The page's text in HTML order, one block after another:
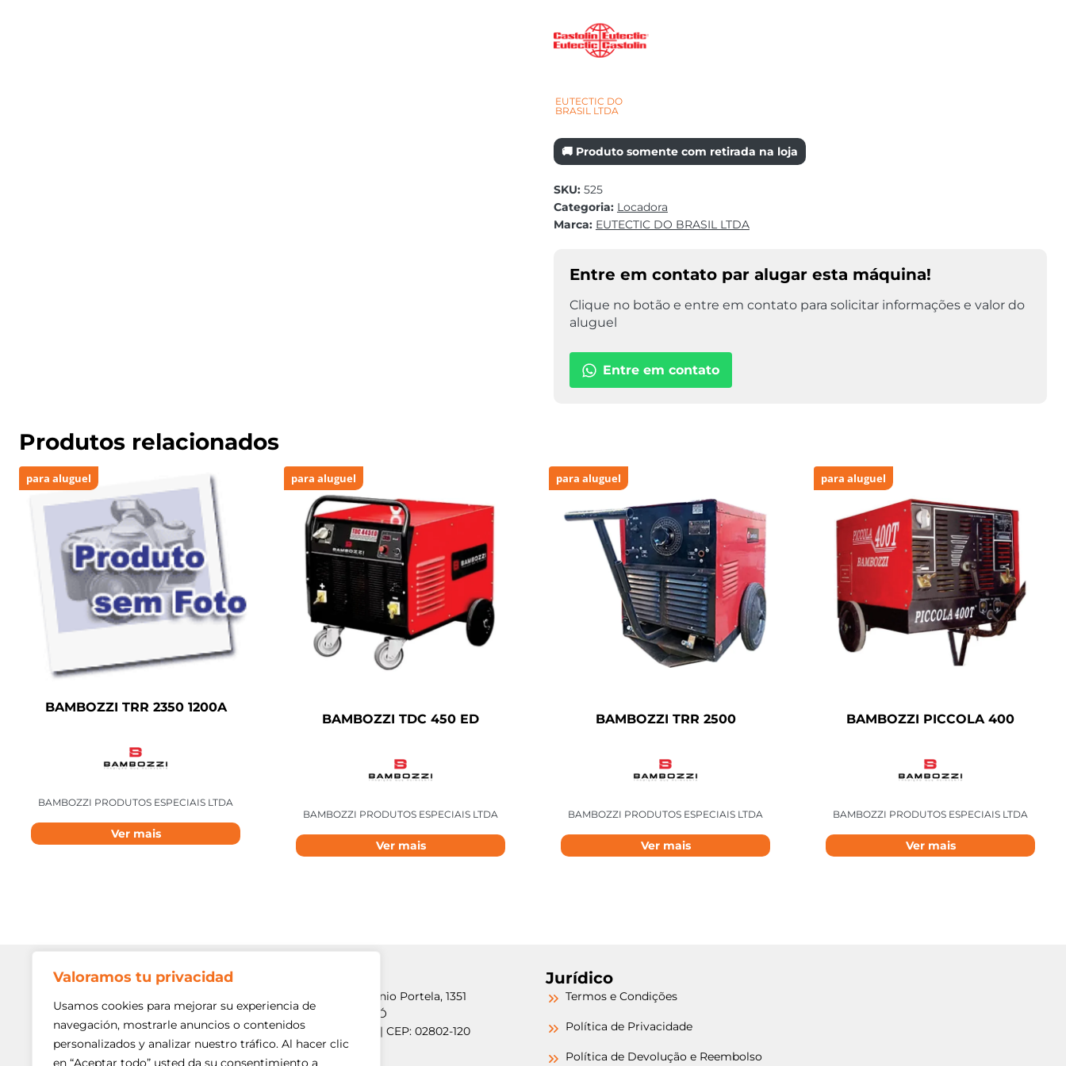
Valoramos tu privacidad
Usamos cookies para mejorar su experiencia de
navegación, mostrarle anuncios o contenidos
personalizados y analizar nuestro tráfico. Al hacer clic
en “Aceptar todo” usted da su consentimiento a
EUTECTIC DO
BRASIL LTDA
🚚 Produto somente com retirada na loja
SKU: 525
Categoria: Locadora
Marca: EUTECTIC DO BRASIL LTDA
Entre em contato par alugar esta máquina!
Clique no botão e entre em contato para solicitar informações e valor do
aluguel
Entre em contato
Produtos relacionados
para aluguel
BAMBOZZI TRR 2350 1200A
BAMBOZZI PRODUTOS ESPECIAIS LTDA
Ver mais
para aluguel
BAMBOZZI TDC 450 ED
BAMBOZZI PRODUTOS ESPECIAIS LTDA
Ver mais
para aluguel
BAMBOZZI TRR 2500
BAMBOZZI PRODUTOS ESPECIAIS LTDA
Ver mais
para aluguel
BAMBOZZI PICCOLA 400
BAMBOZZI PRODUTOS ESPECIAIS LTDA
Ver mais
Siga-nos!
Av. Min. Petrônio Portela, 1351
Freguesia do Ó
São Paulo/SP | CEP: 02802-120
Jurídico
Termos e Condições
Política de Privacidade
Política de Devolução e Reembolso